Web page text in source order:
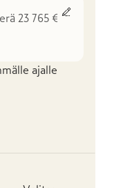
23 765 €
ajalle